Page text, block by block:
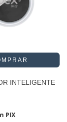
INTELIGENTE
PIX